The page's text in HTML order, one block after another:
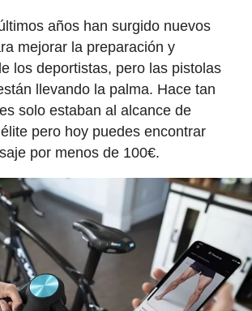
años han surgido nuevos
mejorar la preparación y
los deportistas, pero las pistolas
llevando la palma. Hace tan
solo estaban al alcance de
pero hoy puedes encontrar
por menos de 100€.